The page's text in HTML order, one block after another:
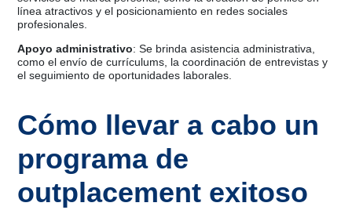
línea atractivos y el posicionamiento en redes sociales
profesionales.
Apoyo administrativo: Se brinda asistencia administrativa,
como el envío de currículums, la coordinación de entrevistas y
el seguimiento de oportunidades laborales.
Cómo llevar a cabo un
programa de
outplacement exitoso